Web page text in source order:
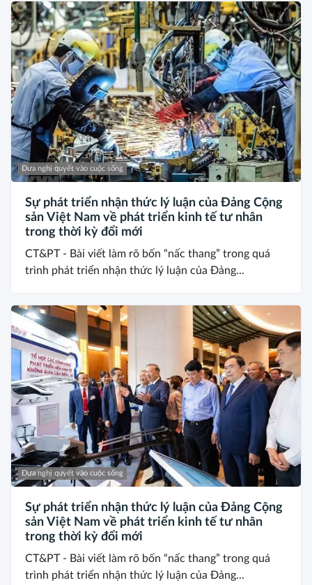
Đưa nghị quyết vào cuộc sống
Sự phát triển nhận thức lý luận của Đảng Cộng
sản Việt Nam về phát triển kinh tế tư nhân
trong thời kỳ đổi mới
CT&PT - Bài viết làm rõ bốn “nấc thang” trong quá
trình phát triển nhận thức lý luận của Đảng...
Đưa nghị quyết vào cuộc sống
Sự phát triển nhận thức lý luận của Đảng Cộng
sản Việt Nam về phát triển kinh tế tư nhân
trong thời kỳ đổi mới
CT&PT - Bài viết làm rõ bốn “nấc thang” trong quá
trình phát triển nhận thức lý luận của Đảng...